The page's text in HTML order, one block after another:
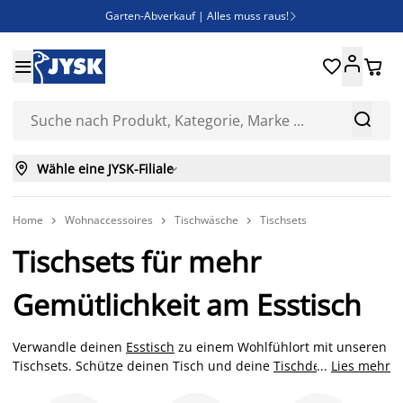
Garten-Abverkauf | Alles muss raus! 
Bist du Unternehmer? Entdecke JYSK-B2B
Esszimmerstuhl ADSLEV um nur 40€


 
 Wähle eine JYSK-Filiale
Home  Wohnaccessoires  Tischwäsche  Tischsets
Tischsets für mehr
Gemütlichkeit am Esstisch
Verwandle deinen Esstisch zu einem Wohlfühlort mit unseren
Tischsets. Schütze deinen Tisch und deine Tischdeckevor
... Lies mehr